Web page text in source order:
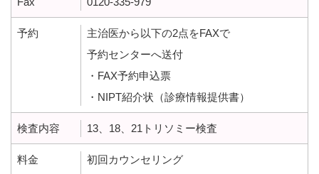
予約
主治医から以下の2点をFAXで
予約センターへ送付
・FAX予約申込票
・NIPT紹介状（診療情報提供書）
検査内容 13、18、21トリソミー検査
料金
初回カウンセリング